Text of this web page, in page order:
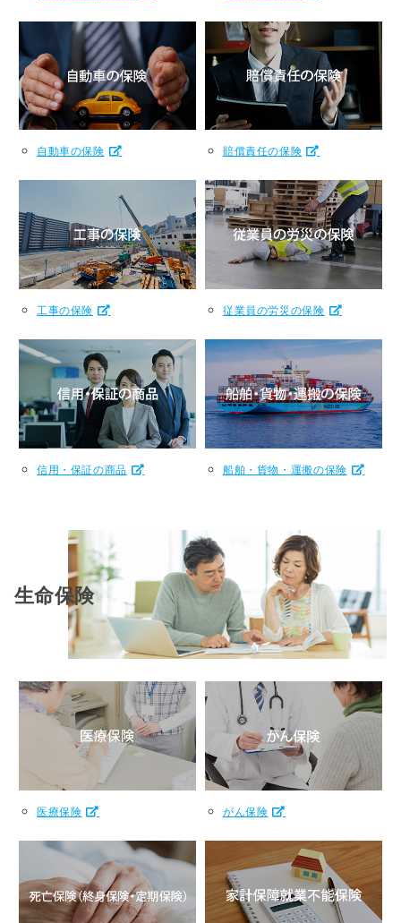
自動車の保険 賠償責任の保険
工事の保険 従業員の労災の保険
信用・保証の商品 船舶・貨物・運搬の保険
生命保険
医療保険 がん保険